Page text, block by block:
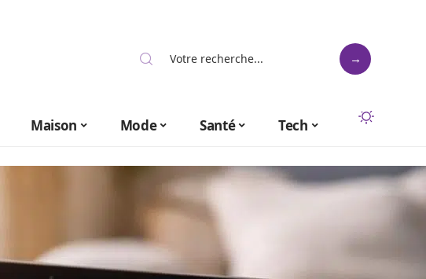
Maison Mode Santé Tech